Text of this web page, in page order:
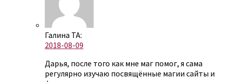
Галина ТА:
2018-08-09
Дарья, после того как мне маг помог, я сама
регулярно изучаю посвящённые магии сайты и